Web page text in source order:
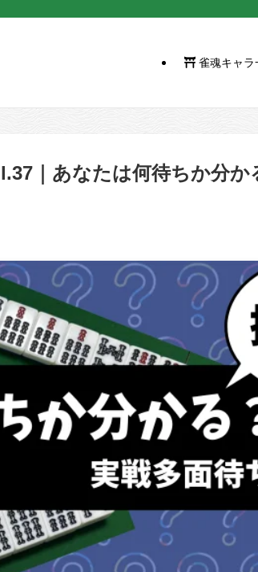
雀魂キャラ
｜あなたは何待ちか分か